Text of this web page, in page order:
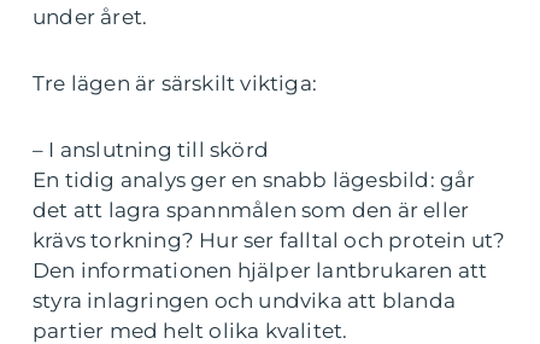
under året.
Tre lägen är särskilt viktiga:
– I anslutning till skörd
En tidig analys ger en snabb lägesbild: går
det att lagra spannmålen som den är eller
krävs torkning? Hur ser falltal och protein ut?
Den informationen hjälper lantbrukaren att
styra inlagringen och undvika att blanda
partier med helt olika kvalitet.